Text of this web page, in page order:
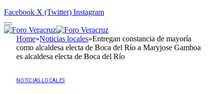
Facebook X (Twitter) Instagram
Home»Noticias locales»Entregan constancia de mayoría
como alcaldesa electa de Boca del Río a Maryjose Gamboa
es alcaldesa electa de Boca del Río
NOTICIAS LOCALES